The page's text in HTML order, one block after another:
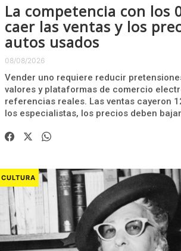
La competencia con los
caer las ventas y los
autos usados
08/08/2026
Vender uno requiere reducir
valores y plataformas de comercio
referencias reales. Las ventas cayeron
los especialistas, los precios deben
CULTURA